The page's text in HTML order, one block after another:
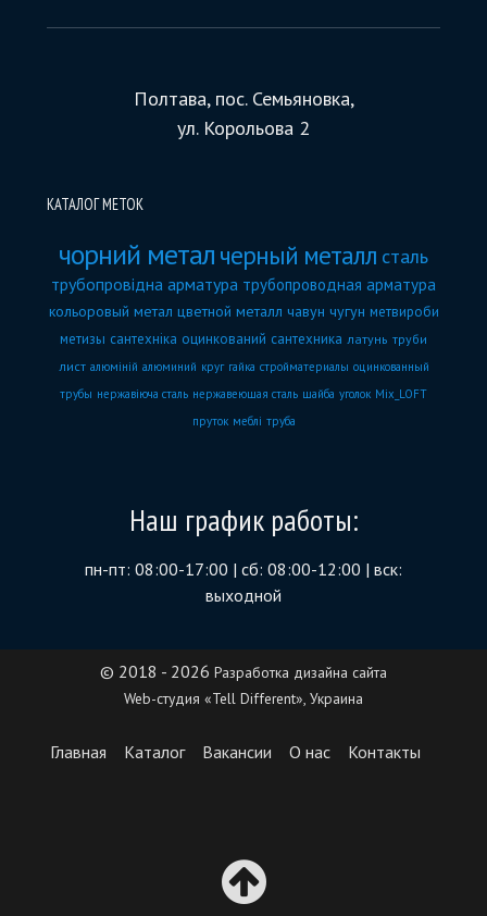
Полтава, пос. Семьяновка,
ул. Корольова 2
КАТАЛОГ МЕТОК
чорний метал черный металл сталь
трубопровідна арматура трубопроводная арматура
кольоровый метал цветной металл чавун чугун метвироби
метизы сантехніка оцинкований сантехника латунь труби
лист алюміній алюминий круг гайка стройматериалы оцинкованный
трубы нержавіюча сталь нержавеющая сталь шайба уголок Mix_LOFT
пруток меблі труба
Наш график работы:
пн-пт: 08:00-17:00 | сб: 08:00-12:00 | вск:
выходной
© 2018 - 2026 Разработка дизайна сайта
Web-студия «Tell Different», Украина
Главная Каталог Вакансии О нас Контакты